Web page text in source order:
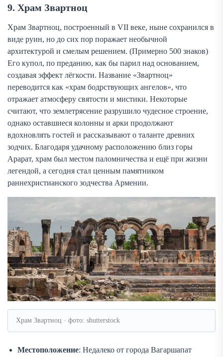
9. Храм Звартноц
Храм Звартноц, построенный в VII веке, ныне сохранился в
виде руин, но до сих пор поражает необычной
архитектурой и смелым решением. (Примерно 500 знаков)
Его купол, по преданию, как бы парил над основанием,
создавая эффект лёгкости. Название «Звартноц»
переводится как «храм бодрствующих ангелов», что
отражает атмосферу святости и мистики. Некоторые
считают, что землетрясение разрушило чудесное строение,
однако оставшиеся колонны и арки продолжают
вдохновлять гостей и рассказывают о таланте древних
зодчих. Благодаря удачному расположению близ горы
Арарат, храм был местом паломничества и ещё при жизни
легендой, а сегодня стал ценным памятником
раннехристианского зодчества Армении.
Храм Звартноц · фото: shutterstock
Местоположение: Недалеко от города Вагаршапат